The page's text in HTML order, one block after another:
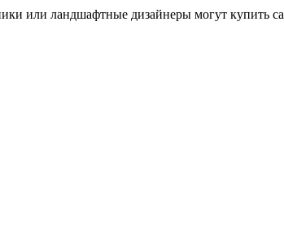
или ландшафтные дизайнеры могут купить